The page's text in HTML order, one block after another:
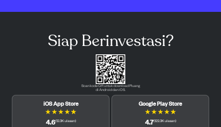
Siap Berinvestasi?
Scan kode QR untuk download Pluang
di Android dan iOS.
iOS App Store
★★★★★
4.6(12.3Kulasan)
Google Play Store
★★★★★
4.7(122.3Kulasan)